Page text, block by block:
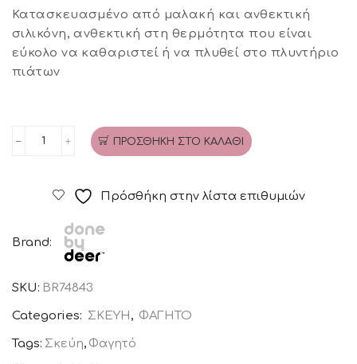
€12,95.είναι:
€11,00.
Κατασκευασμένο από μαλακή και ανθεκτική
σιλικόνη, ανθεκτική στη θερμότητα που είναι
εύκολο να καθαριστεί ή να πλυθεί στο πλυντήριο
πιάτων
Done
Deer
Dreamy
blue
ποσότητα
ΠΡΟΣΘΉΚΗ ΣΤΟ ΚΑΛΆΘΙ
Πρόσθήκη στην λίστα επιθυμιών
Brand:
SKU: BR74843
Categories: ΣΚΕΥΗ , ΦΑΓΗΤΟ
Tags: Σκεύη, Φαγητό